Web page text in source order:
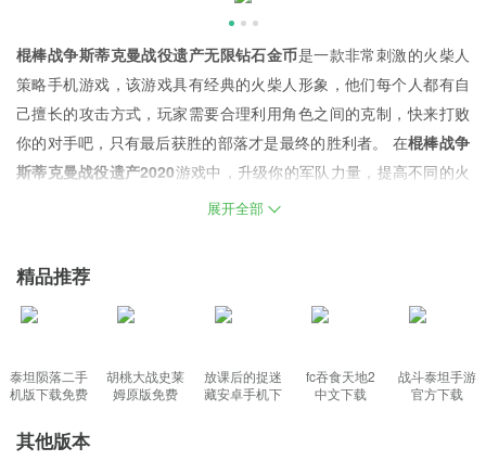
棍棒战争斯蒂克曼战役遗产无限钻石金币是一款非常刺激的火柴人
策略手机游戏，该游戏具有经典的火柴人形象，他们每个人都有自
己擅长的攻击方式，玩家需要合理利用角色之间的克制，快来打败
你的对手吧，只有最后获胜的部落才是最终的胜利者。 在棍棒战争
斯蒂克曼战役遗产2020游戏中，升级你的军队力量，提高不同的火
柴人技能，并使用棍棒击败所有对手和职业角色，为了得到最后的
出色的 3D 图形、逼真的物理效果和令人惊叹的音效。
不同的升级方式和200多种物品，以及优秀的升级系统!
多种人物风格带你体验不同的个人生活，内容非常丰富。
展开全部
精品推荐
泰坦陨落二手
机版下载免费
胡桃大战史莱
姆原版免费
放课后的捉迷
藏安卓手机下
fc吞食天地2
中文下载
战斗泰坦手游
官方下载
其他版本